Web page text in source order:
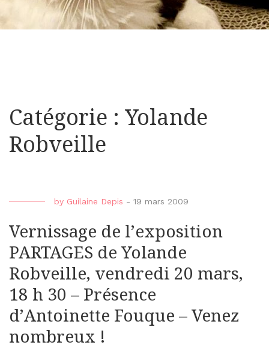
Catégorie : Yolande
Robveille
by Guilaine Depis - 19 mars 2009
Vernissage de l’exposition
PARTAGES de Yolande
Robveille, vendredi 20 mars,
18 h 30 – Présence
d’Antoinette Fouque – Venez
nombreux !